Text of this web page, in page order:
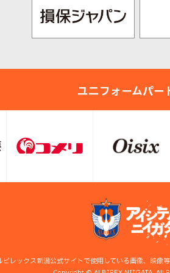
ユニフォームパー
ビレックス新潟公式サイトで使用している画像、映像